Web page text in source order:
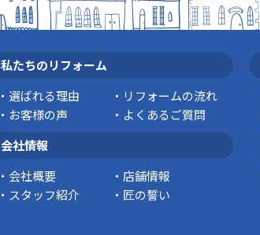
私たちのリフォーム
選ばれる理由
リフォームの流れ
お客様の声
よくあるご質問
会社情報
会社概要
店舗情報
スタッフ紹介
匠の誓い